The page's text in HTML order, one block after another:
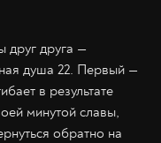
друг друга —
душа 22. Первый —
в результате
минутой славы,
обратно на